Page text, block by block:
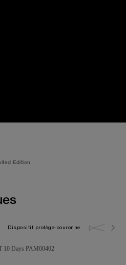
Edition
Dispositif protège-couronne